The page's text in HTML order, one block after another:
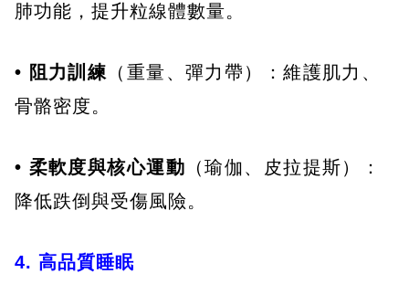
肺功能，提升粒線體數量。
• 阻力訓練 （重量、彈力帶）：維護肌力、
骨骼密度。
• 柔軟度與核心運動 （瑜伽、皮拉提斯）：
降低跌倒與受傷風險。
4. 高品質睡眠